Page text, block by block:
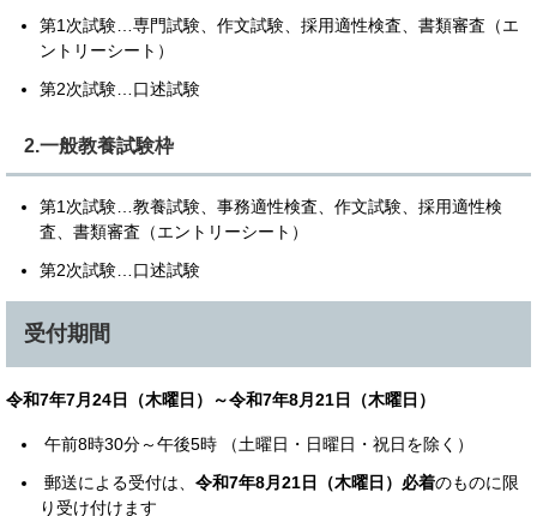
第1次試験…専門試験、作文試験、採用適性検査、書類審査（エ
ントリーシート）
第2次試験…口述試験
2.一般教養試験枠
第1次試験…教養試験、事務適性検査、作文試験、採用適性検
査、書類審査（エントリーシート）
第2次試験…口述試験
受付期間
令和7年7月24日（木曜日）～令和7年8月21日（木曜日）
午前8時30分～午後5時 （土曜日・日曜日・祝日を除く）
郵送による受付は、 令和7年8月21日（木曜日）必着のものに限
り受け付けます